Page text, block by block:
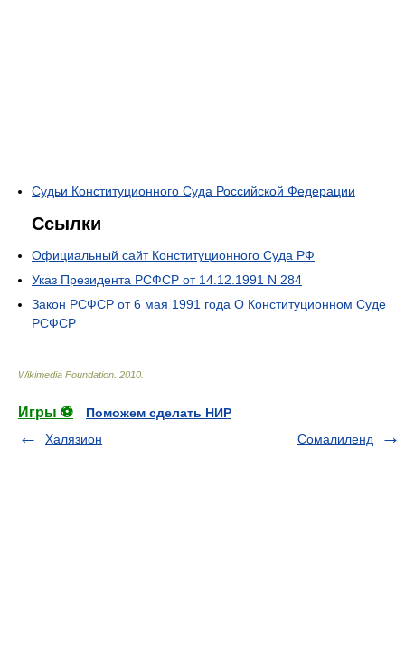
Судьи Конституционного Суда Российской Федерации
Ссылки
Официальный сайт Конституционного Суда РФ
Указ Президента РСФСР от 14.12.1991 N 284
Закон РСФСР от 6 мая 1991 года О Конституционном Суде
РСФСР
Wikimedia Foundation 2010
Игры ⚽
Поможем сделать НИР
Халязион
Сомалиленд